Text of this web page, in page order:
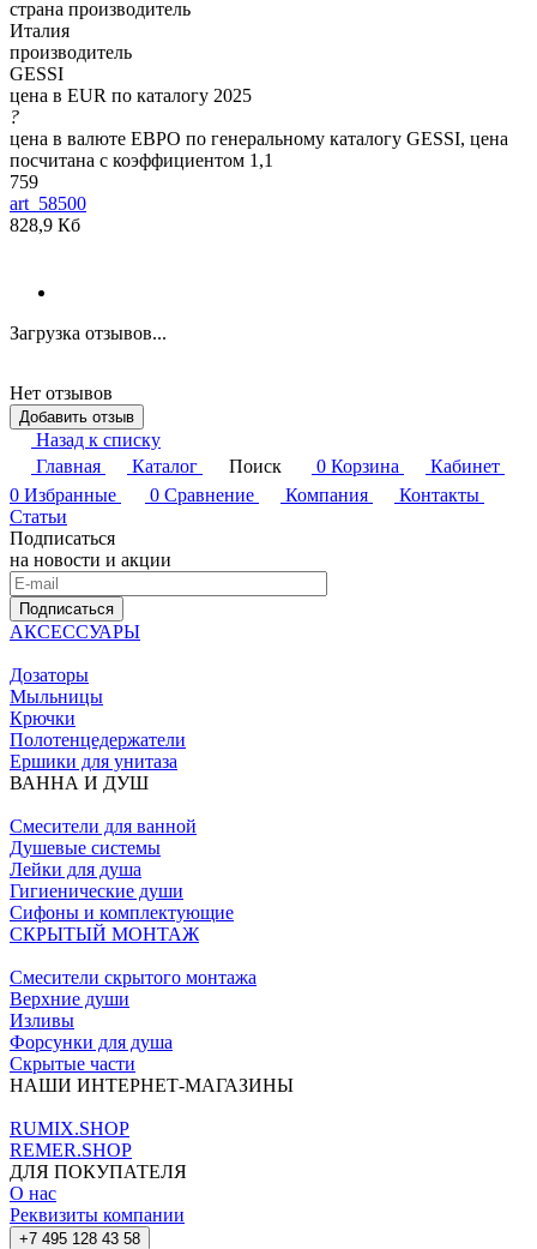
страна производитель
Италия
производитель
GESSI
цена в EUR по каталогу 2025
?
цена в валюте ЕВРО по генеральному каталогу GESSI, цена
посчитана с коэффициентом 1,1
759
art_58500
828,9 Кб
Загрузка отзывов...
Нет отзывов
Добавить отзыв
Назад к списку
Главная
Каталог Поиск 0 Корзина
Кабинет
0 Избранные 0 Сравнение Компания
Контакты
Статьи
Подписаться
на новости и акции
Подписаться
АКСЕССУАРЫ
Дозаторы
Мыльницы
Крючки
Полотенцедержатели
Ершики для унитаза
ВАННА И ДУШ
Смесители для ванной
Душевые системы
Лейки для душа
Гигиенические души
Сифоны и комплектующие
СКРЫТЫЙ МОНТАЖ
Смесители скрытого монтажа
Верхние души
Изливы
Форсунки для душа
Скрытые части
НАШИ ИНТЕРНЕТ-МАГАЗИНЫ
RUMIX.SHOP
REMER.SHOP
ДЛЯ ПОКУПАТЕЛЯ
О нас
Реквизиты компании
+7 495 128 43 58